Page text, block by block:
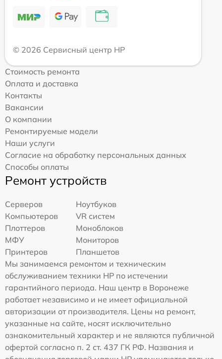
© 2026 Сервисный центр HP
Стоимость ремонта
Оплата и доставка
Контакты
Вакансии
О компании
Ремонтируемые модели
Наши услуги
Согласие на обработку персональных данных
Способы оплаты
Ремонт устройств
Серверов
Ноутбуков
Компьютеров
VR систем
Плоттеров
Моноблоков
МФУ
Мониторов
Принтеров
Планшетов
Мы занимаемся ремонтом и техническим
обслуживанием техники HP по истечении
гарантийного периода. Наш центр в Воронеже
работает независимо и не имеет официальной
авторизации от производителя. Цены на ремонт,
указанные на сайте, носят исключительно
ознакомительный характер и не являются публичной
офертой согласно п. 2 ст. 437 ГК РФ. Названия и